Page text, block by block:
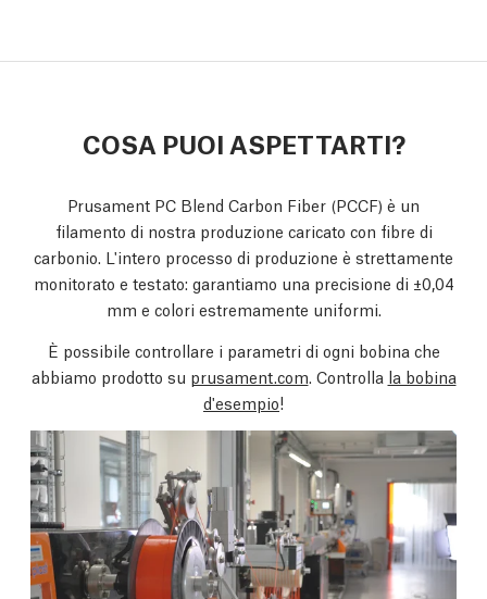
COSA PUOI ASPETTARTI?
Prusament PC Blend Carbon Fiber (PCCF) è un
filamento di nostra produzione caricato con fibre di
carbonio. L'intero processo di produzione è strettamente
monitorato e testato: garantiamo una precisione di ±0,04
mm e colori estremamente uniformi.
È possibile controllare i parametri di ogni bobina che
abbiamo prodotto su prusament.com . Controlla la bobina
d'esempio!